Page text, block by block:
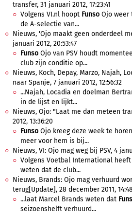
transfer, 31 januari 2012, 17:23:41
Volgens VI.nl hoopt Funso Ojo weer
de A-selectie van...
Nieuws, 'Ojo maakt geen onderdeel
januari 2012, 20:53:47
Funso Ojo van PSV houdt
club zijn conditie op...
Nieuws, Koch, Depay, Marzo, Najah,
naar Spanje, 7 januari 2012, 12:56:32
...Najah, Locadia en doelman
in de lijst en lijkt...
Nieuws, Ojo: "Laat me dan meteen
2012, 13:36:20
Funso Ojo kreeg deze week te
meer voor hem is bij...
Nieuws, VI: Ojo mag weg bij PSV, 4
Volgens Voetbal International heeft
weten dat de club...
Nieuws, Brands: Ojo mag verhuurd
terug[Update], 28 december 2011,
...laat Marcel Brands weten dat
seizoenshelft verhuurd...